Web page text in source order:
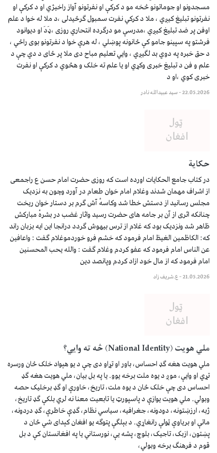
مسجدونو او جوماتونو څخه مو د کرکې او نفرتونو آواز راخیژي او د کرکې او
نفرتونو تبلیغ کیږي ، ملا د کرکي نفرت سمبول ګرځیدلی ،د ملا له خوا د علم
اوفن پر ضد تبلیغ کیږي ،مدرسې مو درګرده انتحاري روزی ،ډَدَ او دیوانود
فرشتو په سپینو جامو کې ځانونه پوښلي ، له هرې خوا د نفرتونو بوی راځي ،
د حق خبره په دوي بد لګیږي ، وایي تعلیم مباح دی ملا پر ځای د دي چې د
علم و فن د تبلیغ خبری وکړي او یا علم ته خلک و هڅوي د کرکې او نفرت
خبری کوي ،او د
22.05.2026
–سيد عبيدالله نادر
حکایة
در کتاب جامع الحکایات اورده است که روزی حضرت امام حسن ع راجمعی
از اشراف مهمان شدند وغلام امام خوان طعام در آورد وچون به نزدیک
مجلس رسانید از دستش خطا شد وکاسهٔ آش ګرم بر دستار خوان ریخت
چنانکه اثری از آن بر جامه های حضرت رسید واثار غضب در بشرهٔ مبارکش
ظاهر شد ونزدیک بود که غلام از ترس بیهوش ګردد درانجا این ایه بزبان راند
که: الکاظمین الغیظ امام فرمود که خشم فرو خوردموغلام ګفت : واعافین
عن الناس امام فرمود که عفو کردم وغلام ګفت : والله یحب المحسنین
امام فرمود که از مال خود ازاد کردم وپانصد دین
21.05.2026
–ع.شریف زاد
ملي هویت (National Identity) څه ته وایي؟
ملي هویت هغه ګډ احساس، باور او تړاو دی چې د یو هېواد خلک ځان ورسره
تړي او وایې، موږ د یوه ملت برخه یوو. یا په بل بیان، ملي هویت هغه ګډ
احساس دی چې خلک ځان د یوه ملت، تاریخ، خاورې او ګډ برخلیک حصه
وبولي. ملي هویت یوازې د پاسپورټ یا تابعیت معنا نه لري بلکې ګډ تاریخ،
ژبه، ارزښتونه، دودونه، جغرافیه، سیاسي نظام، ګډې خاطرې، ګډ دردونه،
ماتې او بریاوې ټولې رانغاړي. د بېلګې پتوګه یو افغان کېدای شي ځان د
پښتون، ازبک، تاجیک، بلوچ، پشه یې، نورستاني یا په افغانستان کې د بل
قوم د فرهنګ برخه وبولي،